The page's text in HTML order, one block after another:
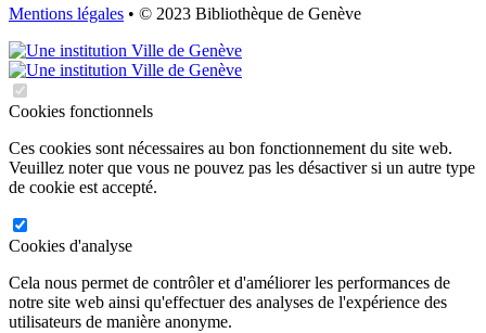
Mentions légales • © 2023 Bibliothèque de Genève
Cookies fonctionnels
Ces cookies sont nécessaires au bon fonctionnement du site web.
Veuillez noter que vous ne pouvez pas les désactiver si un autre type
de cookie est accepté.
Cookies d'analyse
Cela nous permet de contrôler et d'améliorer les performances de
notre site web ainsi qu'effectuer des analyses de l'expérience des
utilisateurs de manière anonyme.